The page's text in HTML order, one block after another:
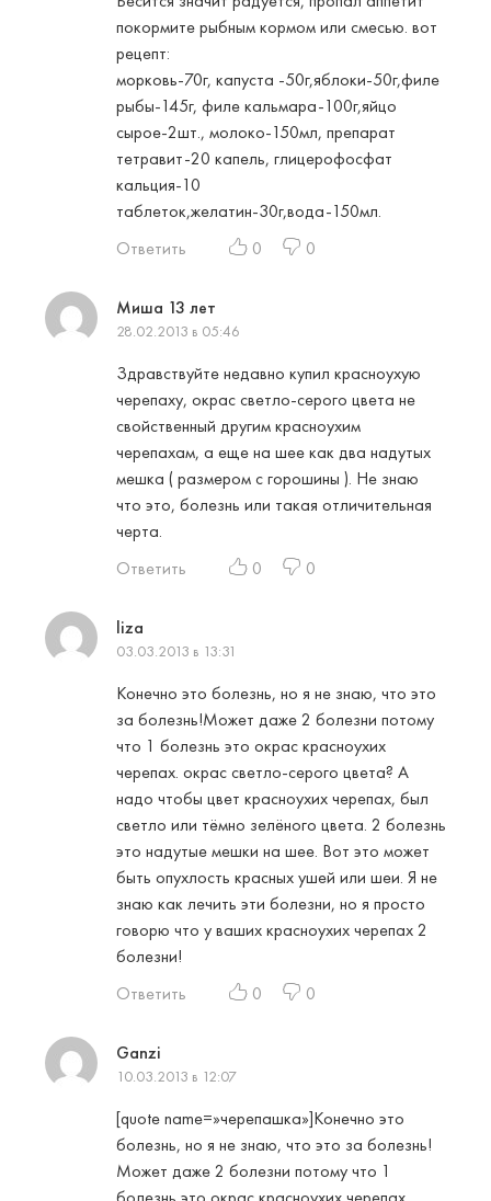
покормите рыбным кормом или смесью. вот
рецепт:
морковь-70г, капуста -50г,яблоки-50г,филе
рыбы-145г, филе кальмара-100г,яйцо
сырое-2шт., молоко-150мл, препарат
тетравит-20 капель, глицерофосфат
кальция-10
таблеток,желатин-30г,вода-150мл.
Ответить
0 0
Миша 13 лет
28.02.2013 в 05:46
Здравствуйте недавно купил красноухую
черепаху, окрас светло-серого цвета не
свойственный другим красноухим
черепахам, а еще на шее как два надутых
мешка ( размером с горошины ). Не знаю
что это, болезнь или такая отличительная
черта.
Ответить
0 0
liza
03.03.2013 в 13:31
Конечно это болезнь, но я не знаю, что это
за болезнь!Может даже 2 болезни потому
что 1 болезнь это окрас красноухих
черепах. окрас светло-серого цвета? А
надо чтобы цвет красноухих черепах, был
светло или тёмно зелёного цвета. 2 болезнь
это надутые мешки на шее. Вот это может
быть опухлость красных ушей или шеи. Я не
знаю как лечить эти болезни, но я просто
говорю что у ваших красноухих черепах 2
болезни!
Ответить
0 0
Ganzi
10.03.2013 в 12:07
[quote name=»черепашка»]Конечно это
болезнь, но я не знаю, что это за болезнь!
Может даже 2 болезни потому что 1